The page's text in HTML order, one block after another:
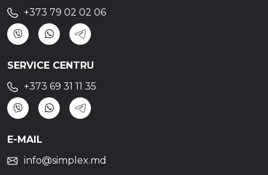
+373 79 02 02 06
SERVICE CENTRU
+373 69 31 11 35
E-MAIL
info@simplex.md